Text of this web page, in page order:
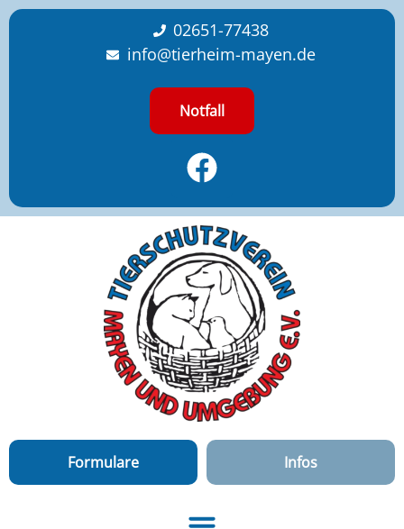
content
02651-77438
info@tierheim-mayen.de
Notfall
Formulare Infos